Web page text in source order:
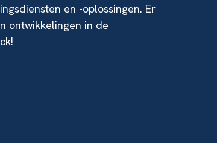
en -oplossingen. Er
ontwikkelingen in de